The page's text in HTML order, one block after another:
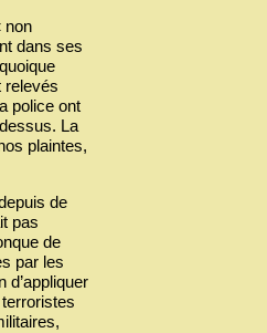
non
dans ses
relevés
police ont
La
plaintes,
de
pas
de
par les
d’appliquer